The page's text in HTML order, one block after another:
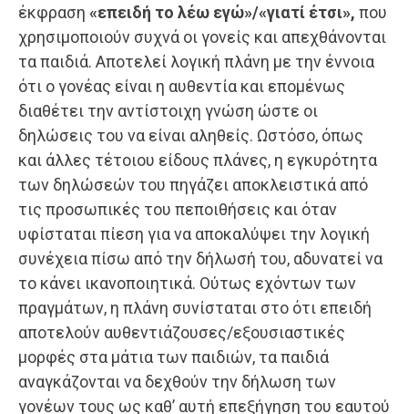
έκφραση «επειδή το λέω εγώ»/«γιατί έτσι», που
χρησιμοποιούν συχνά οι γονείς και απεχθάνονται
τα παιδιά. Αποτελεί λογική πλάνη με την έννοια
ότι ο γονέας είναι η αυθεντία και επομένως
διαθέτει την αντίστοιχη γνώση ώστε οι
δηλώσεις του να είναι αληθείς. Ωστόσο, όπως
και άλλες τέτοιου είδους πλάνες, η εγκυρότητα
των δηλώσεών του πηγάζει αποκλειστικά από
τις προσωπικές του πεποιθήσεις και όταν
υφίσταται πίεση για να αποκαλύψει την λογική
συνέχεια πίσω από την δήλωσή του, αδυνατεί να
το κάνει ικανοποιητικά. Ούτως εχόντων των
πραγμάτων, η πλάνη συνίσταται στο ότι επειδή
αποτελούν αυθεντιάζουσες/εξουσιαστικές
μορφές στα μάτια των παιδιών, τα παιδιά
αναγκάζονται να δεχθούν την δήλωση των
γονέων τους ως καθ’ αυτή επεξήγηση του εαυτού